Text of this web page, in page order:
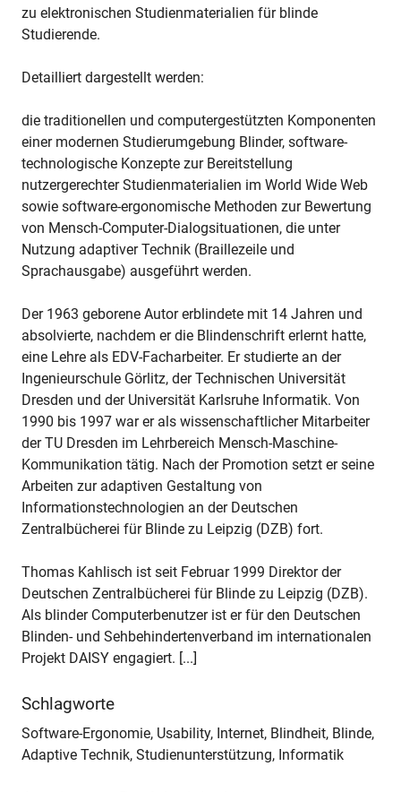
zu elektronischen Studienmaterialien für blinde
Studierende.
Detailliert dargestellt werden:
die traditionellen und computergestützten Komponenten
einer modernen Studierumgebung Blinder, software-
technologische Konzepte zur Bereitstellung
nutzergerechter Studienmaterialien im World Wide Web
sowie software-ergonomische Methoden zur Bewertung
von Mensch-Computer-Dialogsituationen, die unter
Nutzung adaptiver Technik (Braillezeile und
Sprachausgabe) ausgeführt werden.
Der 1963 geborene Autor erblindete mit 14 Jahren und
absolvierte, nachdem er die Blindenschrift erlernt hatte,
eine Lehre als EDV-Facharbeiter. Er studierte an der
Ingenieurschule Görlitz, der Technischen Universität
Dresden und der Universität Karlsruhe Informatik. Von
1990 bis 1997 war er als wissenschaftlicher Mitarbeiter
der TU Dresden im Lehrbereich Mensch-Maschine-
Kommunikation tätig. Nach der Promotion setzt er seine
Arbeiten zur adaptiven Gestaltung von
Informationstechnologien an der Deutschen
Zentralbücherei für Blinde zu Leipzig (DZB) fort.
Thomas Kahlisch ist seit Februar 1999 Direktor der
Deutschen Zentralbücherei für Blinde zu Leipzig (DZB).
Als blinder Computerbenutzer ist er für den Deutschen
Blinden- und Sehbehindertenverband im internationalen
Projekt DAISY engagiert. [...]
Schlagworte
Software-Ergonomie, Usability, Internet, Blindheit, Blinde,
Adaptive Technik, Studienunterstützung, Informatik